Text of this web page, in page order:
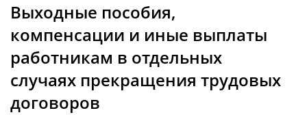
Выходные пособия,
компенсации и иные выплаты
работникам в отдельных
случаях прекращения трудовых
договоров